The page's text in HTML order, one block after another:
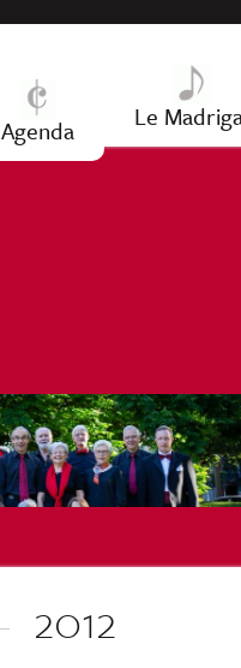
Agenda Le
2012